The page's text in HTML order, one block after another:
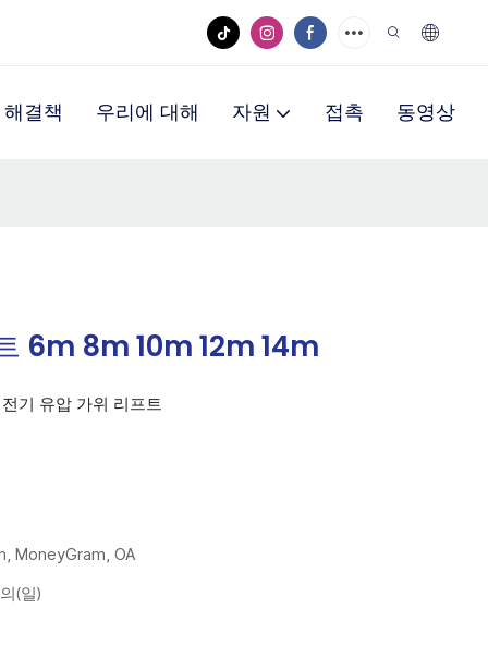
해결책 우리에 대해 자원 접촉 동영상
6m 8m 10m 12m 14m
기 유압 가위 리프트
MoneyGram, OA
(일)